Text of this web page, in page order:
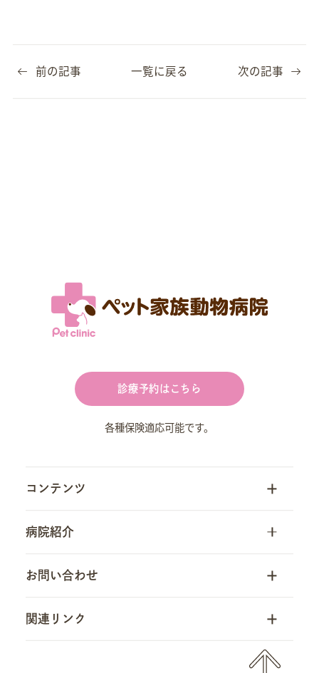
前の記事 一覧に戻る 次の記事
診療予約はこちら
各種保険適応可能です。
コンテンツ
トップ
初診の方
一般診療
病院紹介
病院一覧
ペット家族動物病院 瑞穂店
お問い合わせ
お問い合わせフォーム
関連リンク